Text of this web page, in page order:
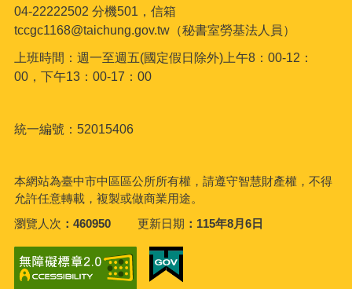
04-22222502 分機501，信箱
tccgc1168@taichung.gov.tw（秘書室勞基法人員）
上班時間：週一至週五(國定假日除外)上午8：00-12：
00，下午13：00-17：00
統一編號：52015406
本網站為臺中市中區區公所所有權，請遵守智慧財產權，不得
允許任意轉載，複製或做商業用途。
瀏覽人次
460950 更新日期 115年8月6日